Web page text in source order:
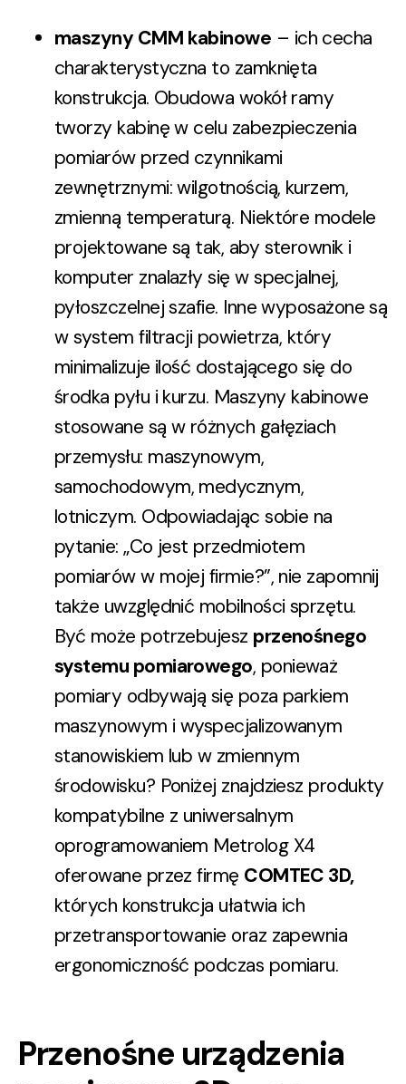
maszyny CMM kabinowe – ich cecha
charakterystyczna to zamknięta
konstrukcja. Obudowa wokół ramy
tworzy kabinę w celu zabezpieczenia
pomiarów przed czynnikami
zewnętrznymi: wilgotnością, kurzem,
zmienną temperaturą. Niektóre modele
projektowane są tak, aby sterownik i
komputer znalazły się w specjalnej,
pyłoszczelnej szafie. Inne wyposażone są
w system filtracji powietrza, który
minimalizuje ilość dostającego się do
środka pyłu i kurzu. Maszyny kabinowe
stosowane są w różnych gałęziach
przemysłu: maszynowym,
samochodowym, medycznym,
lotniczym. Odpowiadając sobie na
pytanie: „Co jest przedmiotem
pomiarów w mojej firmie?”, nie zapomnij
także uwzględnić mobilności sprzętu.
Być może potrzebujesz przenośnego
systemu pomiarowego, ponieważ
pomiary odbywają się poza parkiem
maszynowym i wyspecjalizowanym
stanowiskiem lub w zmiennym
środowisku? Poniżej znajdziesz produkty
kompatybilne z uniwersalnym
oprogramowaniem Metrolog X4
oferowane przez firmę COMTEC 3D,
których konstrukcja ułatwia ich
przetransportowanie oraz zapewnia
ergonomiczność podczas pomiaru.
Przenośne urządzenia